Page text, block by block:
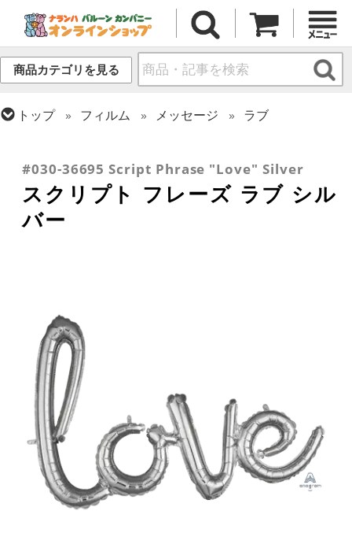
商品カテゴリを見る
トップ フィルム メッセージ
ラブ
#030-36695 Script Phrase "Love" Silver
スクリプト フレーズ ラブ シル
バー